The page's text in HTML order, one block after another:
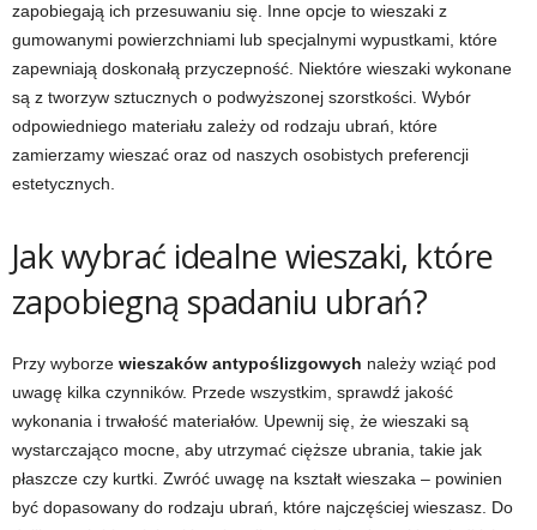
zapobiegają ich przesuwaniu się. Inne opcje to wieszaki z
gumowanymi powierzchniami lub specjalnymi wypustkami, które
zapewniają doskonałą przyczepność. Niektóre wieszaki wykonane
są z tworzyw sztucznych o podwyższonej szorstkości. Wybór
odpowiedniego materiału zależy od rodzaju ubrań, które
zamierzamy wieszać oraz od naszych osobistych preferencji
estetycznych.
Jak wybrać idealne wieszaki, które
zapobiegną spadaniu ubrań?
Przy wyborze wieszaków antypoślizgowych należy wziąć pod
uwagę kilka czynników. Przede wszystkim, sprawdź jakość
wykonania i trwałość materiałów. Upewnij się, że wieszaki są
wystarczająco mocne, aby utrzymać cięższe ubrania, takie jak
płaszcze czy kurtki. Zwróć uwagę na kształt wieszaka – powinien
być dopasowany do rodzaju ubrań, które najczęściej wieszasz. Do